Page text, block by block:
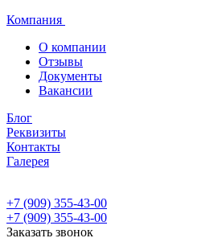
Компания
О компании
Отзывы
Документы
Вакансии
Блог
Реквизиты
Контакты
Галерея
+7 (909) 355-43-00
+7 (909) 355-43-00
Заказать звонок